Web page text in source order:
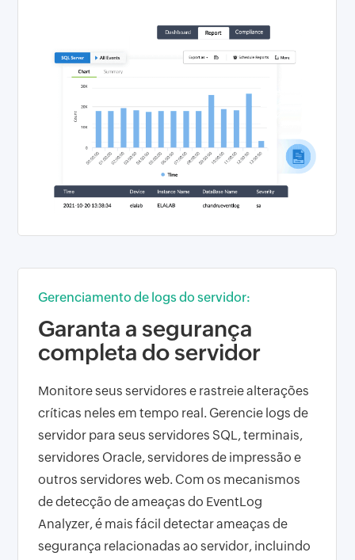
Gerenciamento de logs do servidor:
Garanta a segurança
completa do servidor
Monitore seus servidores e rastreie alterações
críticas neles em tempo real. Gerencie logs de
servidor para seus servidores SQL, terminais,
servidores Oracle, servidores de impressão e
outros servidores web. Com os mecanismos
de detecção de ameaças do EventLog
Analyzer, é mais fácil detectar ameaças de
segurança relacionadas ao servidor, incluindo